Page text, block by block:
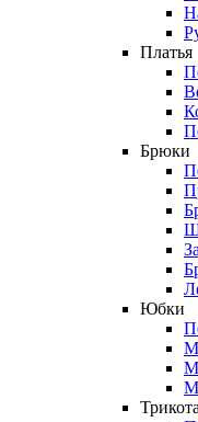
Платья
Брюки
Юбки